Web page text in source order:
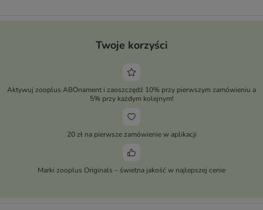
Twoje korzyści
Aktywuj zooplus ABOnament i zaoszczędź 10% przy pierwszym zamówieniu a
5% przy każdym kolejnym!
20 zł na pierwsze zamówienie w aplikacji
Marki zooplus Originals – świetna jakość w najlepszej cenie